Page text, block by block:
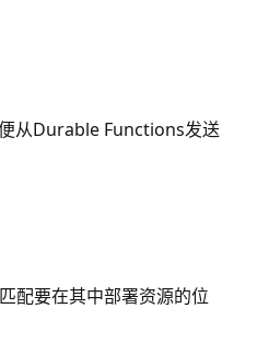
从Durable Functions发送
配要在其中部署资源的位